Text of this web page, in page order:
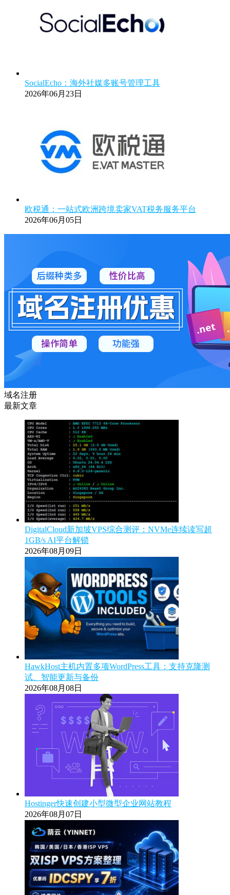
SocialEcho：海外社媒多账号管理工具
2026年06月23日
欧税通：一站式欧洲跨境卖家VAT税务服务平台
2026年06月05日
域名注册
最新文章
DigitalCloud新加坡VPS综合测评：NVMe连续读写超
1GB/s AI平台解锁
2026年08月09日
HawkHost主机内置多项WordPress工具：支持克隆测
试、智能更新与备份
2026年08月08日
Hostinger快速创建小型微型企业网站教程
2026年08月07日